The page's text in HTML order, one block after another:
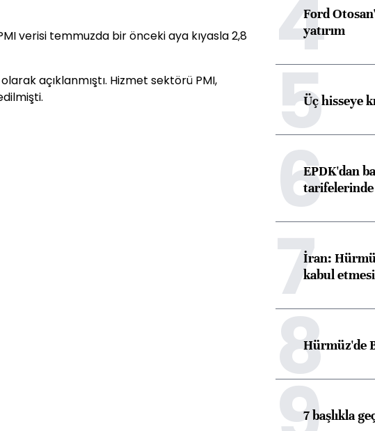
verisi temmuzda bir önceki aya kıyasla 2,8
açıklanmıştı. Hizmet sektörü PMI,
4
Ford
yatırım
5Üç hisseye
6EPDK'dan
7İran:
kabul
8Hürmüz'de
7 başlıkla